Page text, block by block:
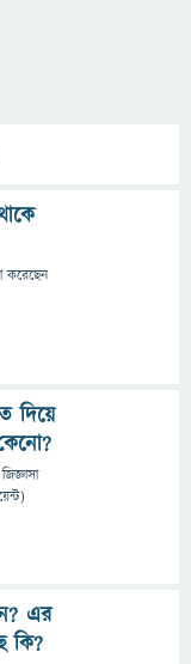
করেছেন
দিয়ে
জিজ্ঞাসা
এর
কি?